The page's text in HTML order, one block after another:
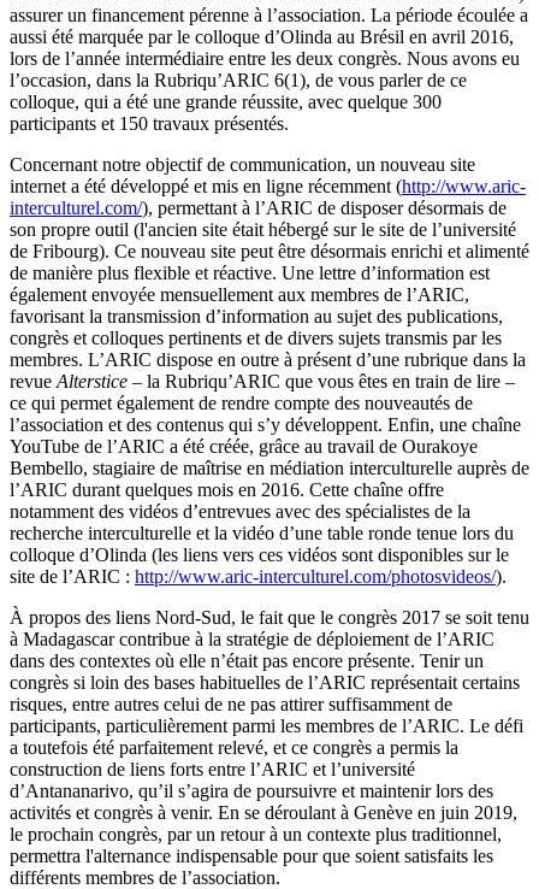
assurer un financement pérenne à l’association. La période écoulée a
aussi été marquée par le colloque d’Olinda au Brésil en avril 2016,
lors de l’année intermédiaire entre les deux congrès. Nous avons eu
l’occasion, dans la Rubriqu’ARIC 6(1), de vous parler de ce
colloque, qui a été une grande réussite, avec quelque 300
participants et 150 travaux présentés.
Concernant notre objectif de communication, un nouveau site
internet a été développé et mis en ligne récemment (http://www.aric-
interculturel.com/), permettant à l’ARIC de disposer désormais de
son propre outil (l'ancien site était hébergé sur le site de l’université
de Fribourg). Ce nouveau site peut être désormais enrichi et alimenté
de manière plus flexible et réactive. Une lettre d’information est
également envoyée mensuellement aux membres de l’ARIC,
favorisant la transmission d’information au sujet des publications,
congrès et colloques pertinents et de divers sujets transmis par les
membres. L’ARIC dispose en outre à présent d’une rubrique dans la
revue Alterstice – la Rubriqu’ARIC que vous êtes en train de lire –
ce qui permet également de rendre compte des nouveautés de
l’association et des contenus qui s’y développent. Enfin, une chaîne
YouTube de l’ARIC a été créée, grâce au travail de Ourakoye
Bembello, stagiaire de maîtrise en médiation interculturelle auprès de
l’ARIC durant quelques mois en 2016. Cette chaîne offre
notamment des vidéos d’entrevues avec des spécialistes de la
recherche interculturelle et la vidéo d’une table ronde tenue lors du
colloque d’Olinda (les liens vers ces vidéos sont disponibles sur le
site de l’ARIC : http://www.aric-interculturel.com/photosvideos/).
À propos des liens Nord-Sud, le fait que le congrès 2017 se soit tenu
à Madagascar contribue à la stratégie de déploiement de l’ARIC
dans des contextes où elle n’était pas encore présente. Tenir un
congrès si loin des bases habituelles de l’ARIC représentait certains
risques, entre autres celui de ne pas attirer suffisamment de
participants, particulièrement parmi les membres de l’ARIC. Le défi
a toutefois été parfaitement relevé, et ce congrès a permis la
construction de liens forts entre l’ARIC et l’université
d’Antananarivo, qu’il s’agira de poursuivre et maintenir lors des
activités et congrès à venir. En se déroulant à Genève en juin 2019,
le prochain congrès, par un retour à un contexte plus traditionnel,
permettra l'alternance indispensable pour que soient satisfaits les
différents membres de l’association.